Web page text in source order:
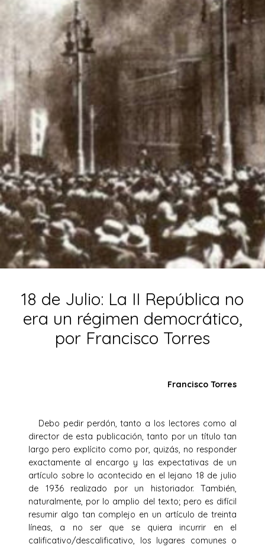
18 de Julio: La II República no
era un régimen democrático,
por Francisco Torres
Francisco Torres
Debo pedir perdón, tanto a los lectores como al
director de esta publicación, tanto por un título tan
largo pero explícito como por, quizás, no responder
exactamente al encargo y las expectativas de un
artículo sobre lo acontecido en el lejano 18 de julio
de 1936 realizado por un historiador. También,
naturalmente, por lo amplio del texto; pero es difícil
resumir algo tan complejo en un artículo de treinta
líneas, a no ser que se quiera incurrir en el
calificativo/descalificativo, los lugares comunes o